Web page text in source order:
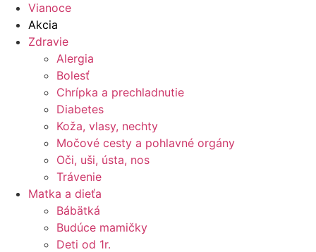
Vianoce
Akcia
Zdravie
Alergia
Bolesť
Chrípka a prechladnutie
Diabetes
Koža, vlasy, nechty
Močové cesty a pohlavné orgány
Oči, uši, ústa, nos
Trávenie
Matka a dieťa
Bábätká
Budúce mamičky
Deti od 1r.